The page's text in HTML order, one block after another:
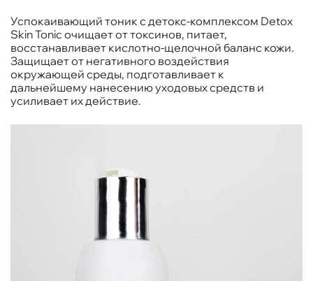
Успокаивающий тоник с детокс-комплексом Detox
Skin Tonic очищает от токсинов, питает,
восстанавливает кислотно-щелочной баланс кожи.
Защищает от негативного воздействия
окружающей среды, подготавливает к
дальнейшему нанесению уходовых средств и
усиливает их действие.